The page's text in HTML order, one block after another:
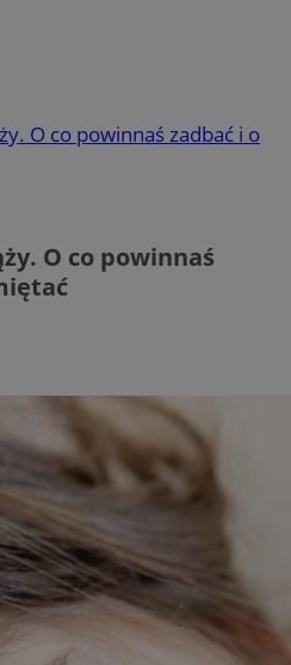
O co powinnaś zadbać i o
O co powinnaś